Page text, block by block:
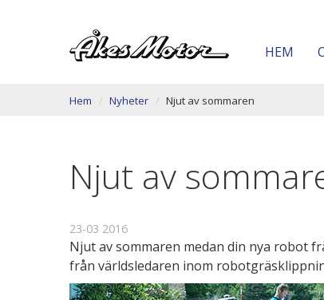
HEM
Hem Nyheter Njut av sommaren
Njut av
23-03 2016
Njut av sommaren medan din nya robot
från världsledaren inom